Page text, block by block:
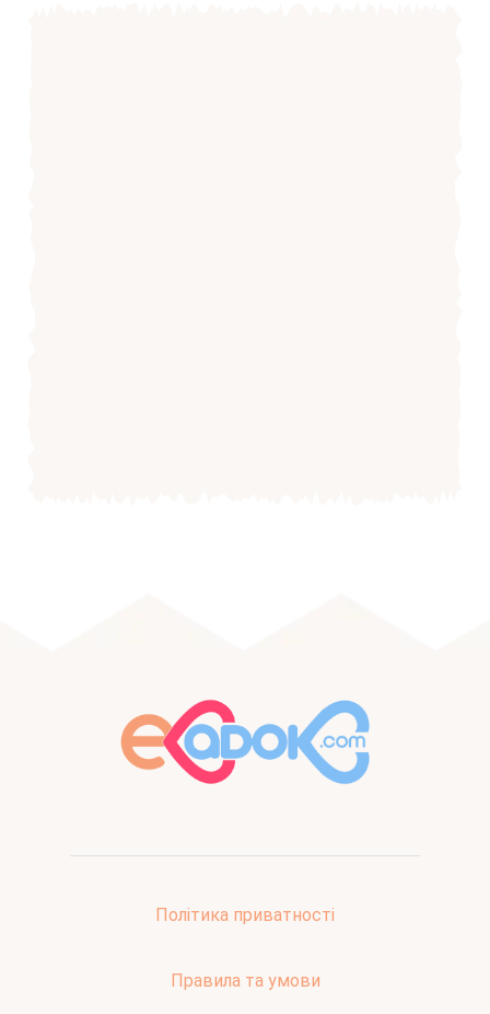
Політика приватності
Правила та умови